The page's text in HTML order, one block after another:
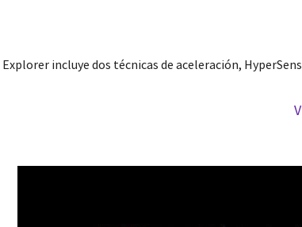
Explorer incluye dos técnicas de aceleración,